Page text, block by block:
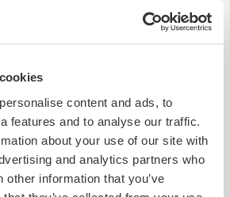
content and ads, to
features and to analyse our traffic.
about your use of our site with
and analytics partners who
other information that you’ve
Solo min
Nej